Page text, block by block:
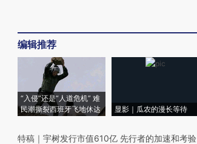
编辑推荐
“入侵”还是“人道危机” 难
民潮撕裂西班牙飞地休达
显影｜瓜农的漫长等待
特稿 ｜ 宇树发行市值610亿 先行者的加速和考验